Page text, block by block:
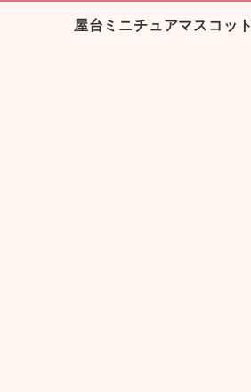
屋台ミニチュアマスコッ